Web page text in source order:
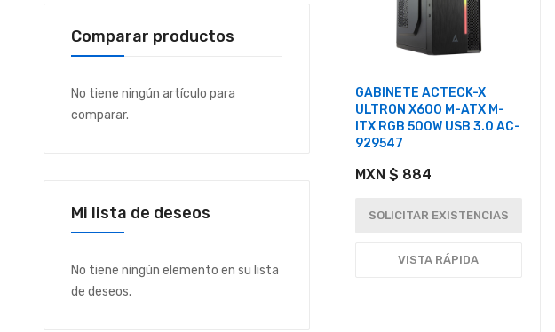
GABINETE ACTECK-X
ULTRON X600 M-ATX M-
ITX RGB 500W USB 3.0 AC-
929547
MXN $ 884
SOLICITAR EXISTENCIAS
VISTA RÁPIDA
Comparar productos
No tiene ningún artículo para
comparar.
Mi lista de deseos
No tiene ningún elemento en su lista
de deseos.